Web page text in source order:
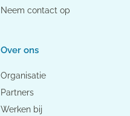
Neem contact op
Over ons
Organisatie
Partners
Werken bij